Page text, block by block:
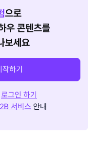
으로
우 콘텐츠를
보세요
하기
로그인 하기
서비스 안내